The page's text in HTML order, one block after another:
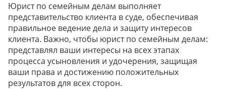
Юрист по семейным делам выполняет
представительство клиента в суде, обеспечивая
правильное ведение дела и защиту интересов
клиента. Важно, чтобы юрист по семейным делам:
представлял ваши интересы на всех этапах
процесса усыновления и удочерения, защищая
ваши права и достижению положительных
результатов для всех сторон.